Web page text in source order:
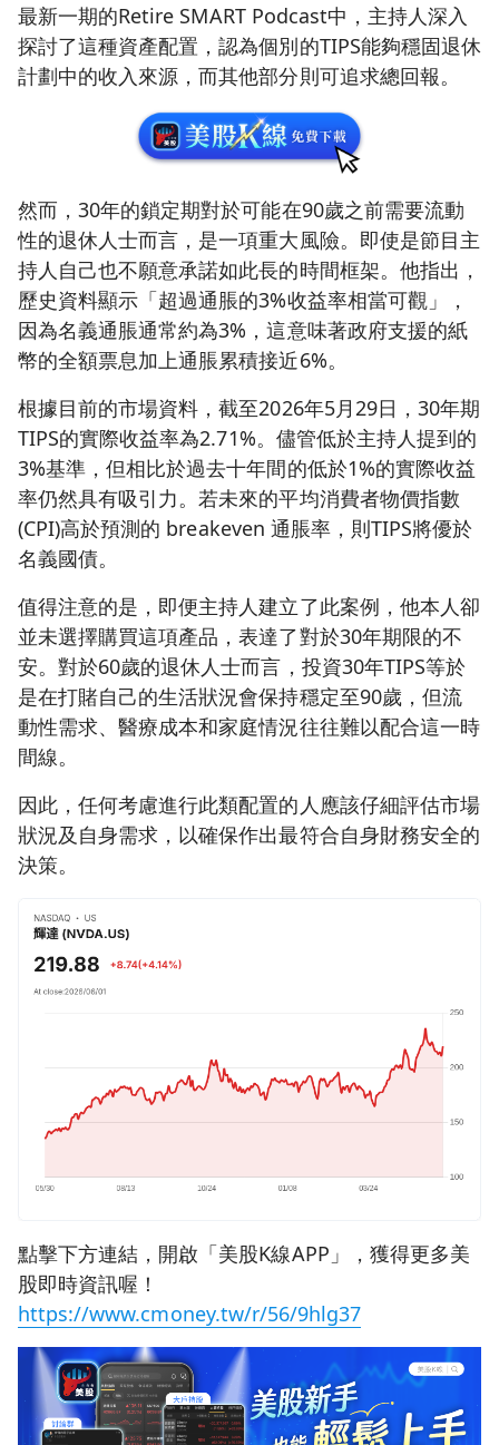
最新一期的Retire SMART Podcast中，主持人深入
探討了這種資產配置，認為個別的TIPS能夠穩固退休
計劃中的收入來源，而其他部分則可追求總回報。
然而，30年的鎖定期對於可能在90歲之前需要流動
性的退休人士而言，是一項重大風險。即使是節目主
持人自己也不願意承諾如此長的時間框架。他指出，
歷史資料顯示「超過通脹的3%收益率相當可觀」，
因為名義通脹通常約為3%，這意味著政府支援的紙
幣的全額票息加上通脹累積接近6%。
根據目前的市場資料，截至2026年5月29日，30年期
TIPS的實際收益率為2.71%。儘管低於主持人提到的
3%基準，但相比於過去十年間的低於1%的實際收益
率仍然具有吸引力。若未來的平均消費者物價指數
(CPI)高於預測的 breakeven 通脹率，則TIPS將優於
名義國債。
值得注意的是，即便主持人建立了此案例，他本人卻
並未選擇購買這項產品，表達了對於30年期限的不
安。對於60歲的退休人士而言，投資30年TIPS等於
是在打賭自己的生活狀況會保持穩定至90歲，但流
動性需求、醫療成本和家庭情況往往難以配合這一時
間線。
因此，任何考慮進行此類配置的人應該仔細評估市場
狀況及自身需求，以確保作出最符合自身財務安全的
決策。
點擊下方連結，開啟「美股K線APP」，獲得更多美
股即時資訊喔！
https://www.cmoney.tw/r/56/9hlg37